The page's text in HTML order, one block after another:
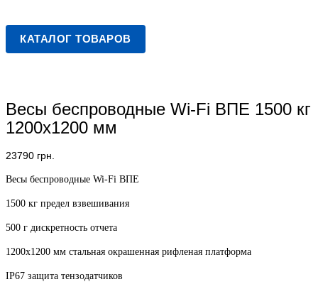
КАТАЛОГ ТОВАРОВ
Весы беспроводные Wi-Fi ВПЕ 1500 кг
1200х1200 мм
23790 грн.
Весы беспроводные Wi-Fi ВПЕ
1500 кг предел взвешивания
500 г дискретность отчета
1200х1200 мм стальная окрашенная рифленая платформа
IP67 защита тензодатчиков